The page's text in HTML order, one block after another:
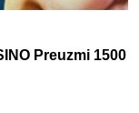
Preuzmi 1500